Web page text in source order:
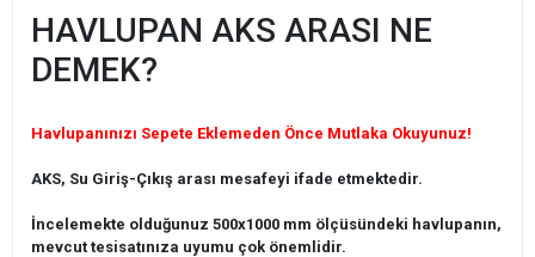
HAVLUPAN AKS ARASI NE
DEMEK?
Havlupanınızı Sepete Eklemeden Önce Mutlaka Okuyunuz!
AKS, Su Giriş-Çıkış arası mesafeyi ifade etmektedir.
İncelemekte olduğunuz 500x1000 mm ölçüsündeki havlupanın,
mevcut tesisatınıza uyumu çok önemlidir.